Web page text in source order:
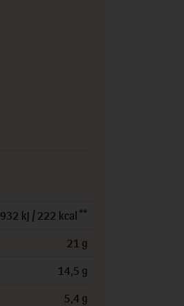
932 kJ / 222 kcal**
21 g
14,5 g
5,4 g